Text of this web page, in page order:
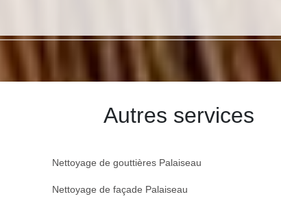
Autres services
Nettoyage de gouttières Palaiseau
Nettoyage de façade Palaiseau